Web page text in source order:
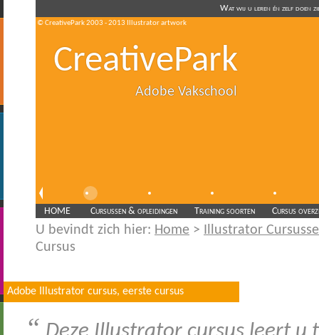
Wat wij u leren én zelf doen
© CreativePark 2003 - 2013 Illustrator artwork
CreativePark
Adobe Vakschool
HOME Cursussen & opleidingen Training soorten Cursus
U bevindt zich hier: Home > Illustrator
Cursus
Adobe Illustrator cursus, eerste cursus
“